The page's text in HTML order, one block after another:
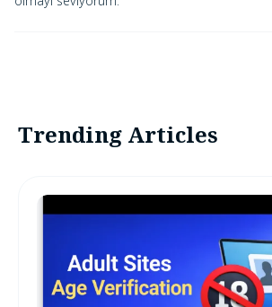
Trending Articles